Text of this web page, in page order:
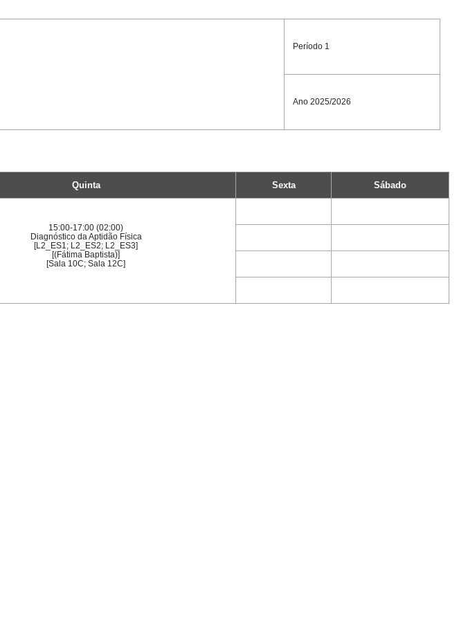
Período 1
Ano 2025/2026
Quinta Sexta Sábado
15:00-17:00 (02:00)
Diagnóstico da Aptidão Física
[L2_ES1; L2_ES2; L2_ES3]
[(Fátima Baptista)]
[Sala 10C; Sala 12C]